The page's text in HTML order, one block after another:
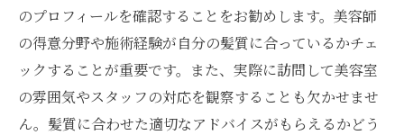
のプロフィールを確認することをお勧めします。美容師
の得意分野や施術経験が自分の髪質に合っているかチェ
ックすることが重要です。また、実際に訪問して美容室
の雰囲気やスタッフの対応を観察することも欠かせませ
ん。髪質に合わせた適切なアドバイスがもらえるかどう